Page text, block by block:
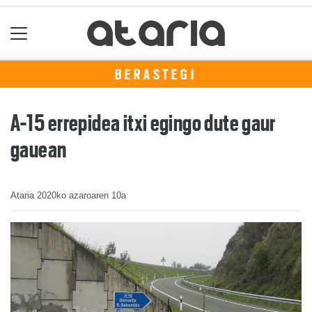
BERASTEGI
A-15 errepidea itxi egingo dute gaur
gauean
Ataria 2020ko azaroaren 10a